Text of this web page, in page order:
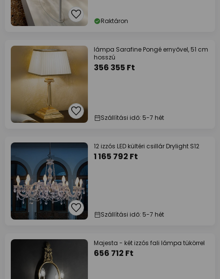
Raktáron
lámpa Sarafine Pongé ernyővel, 51 cm
hosszú
356 355 Ft
Szállítási idő: 5-7 hét
12 izzós LED kültéri csillár Drylight S12
1 165 792 Ft
Szállítási idő: 5-7 hét
Majesta - két izzós fali lámpa tükörrel
656 712 Ft